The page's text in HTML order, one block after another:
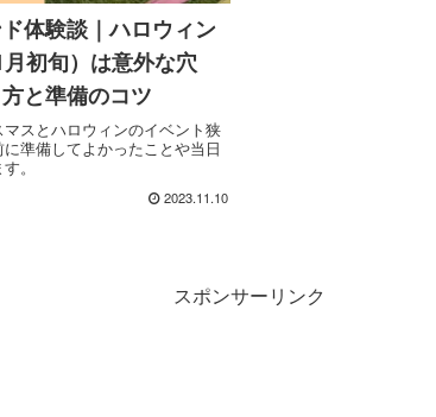
体験談｜ハロウィン
初旬）は意外な穴
と準備のコツ
スとハロウィンのイベント狭
準備してよかったことや当日
。
2023.11.10
スポンサーリンク